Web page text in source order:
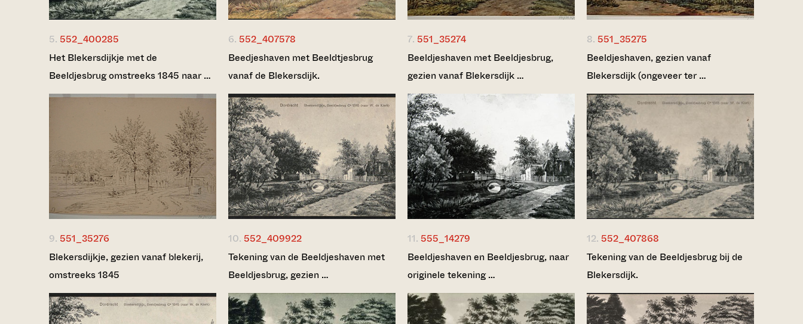
5. 552_400285
Het Blekersdijkje met de
Beeldjesbrug omstreeks 1845 naar …
6. 552_407578
Beedjeshaven met Beeldtjesbrug
vanaf de Blekersdijk.
7. 551_35274
Beeldjeshaven met Beeldjesbrug,
gezien vanaf Blekersdijk …
8. 551_35275
Beeldjeshaven, gezien vanaf
Blekersdijk (ongeveer ter …
9. 551_35276
Blekersdijkje, gezien vanaf blekerij,
omstreeks 1845
10. 552_409922
Tekening van de Beeldjeshaven met
Beeldjesbrug, gezien …
11. 555_14279
Beeldjeshaven en Beeldjesbrug, naar
originele tekening …
12. 552_407868
Tekening van de Beeldjesbrug bij de
Blekersdijk.